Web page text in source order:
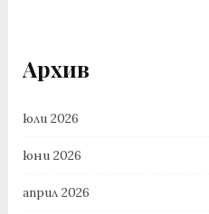
Архив
юли 2026
юни 2026
април 2026